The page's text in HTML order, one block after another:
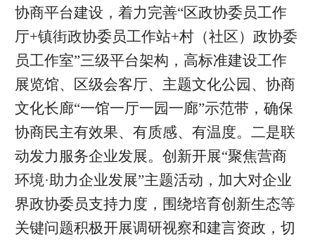
协商平台建设，着力完善“区政协委员工作
厅+镇街政协委员工作站+村（社区）政协委
员工作室”三级平台架构，高标准建设工作
展览馆、区级会客厅、主题文化公园、协商
文化长廊“一馆一厅一园一廊”示范带，确保
协商民主有效果、有质感、有温度。二是联
动发力服务企业发展。创新开展“聚焦营商
环境·助力企业发展”主题活动，加大对企业
界政协委员支持力度，围绕培育创新生态等
关键问题积极开展调研视察和建言资政，切